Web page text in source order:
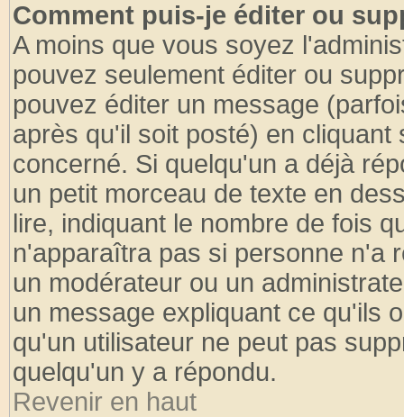
Comment puis-je éditer ou
A moins que vous soyez
pouvez seulement éditer ou
pouvez éditer un message
après qu'il soit posté) en
concerné. Si quelqu'un a déjà
un petit morceau de texte en
lire, indiquant le nombre de fois
n'apparaîtra pas si personne n'a
un modérateur ou un
un message expliquant ce qu'ils
qu'un utilisateur ne peut pas
quelqu'un y a répondu.
Revenir en haut